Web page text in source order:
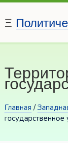
Ξ
Главная /
государственное